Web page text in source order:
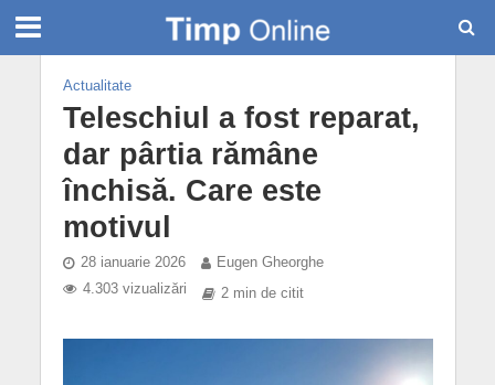
Actualitate
Teleschiul a fost reparat,
dar pârtia rămâne
închisă. Care este
motivul
28 ianuarie 2026
Eugen Gheorghe
4.303 vizualizări
2 min de citit